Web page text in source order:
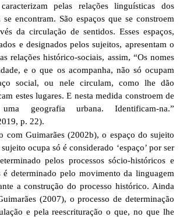
pelas relações linguísticas dos
encontram. São espaços que se constroem
da circulação de sentidos. Esses espaços,
e designados pelos sujeitos, apresentam o
relações histórico-sociais, assim, “Os nomes
e o que os acompanha, não só ocupam
social, ou nele circulam, como lhe dão
estes lugares. E nesta medida constroem de
geografia urbana. Identificam-na.”
p. 22).
com Guimarães (2002b), o espaço do sujeito
ocupa só é considerado ‘espaço’ por ser
pelos processos sócio-históricos e
é determinado pelo movimento da linguagem
a construção do processo histórico. Ainda
(2007), o processo de determinação
e pela reescrituração o que, no que lhe